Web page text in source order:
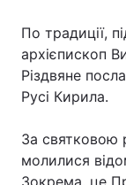
Архів
Контакти
Послуги
По традиції,
архієпископ
Різдвяне
Русі Кирила.
За святковою
молилися
Зокрема, це